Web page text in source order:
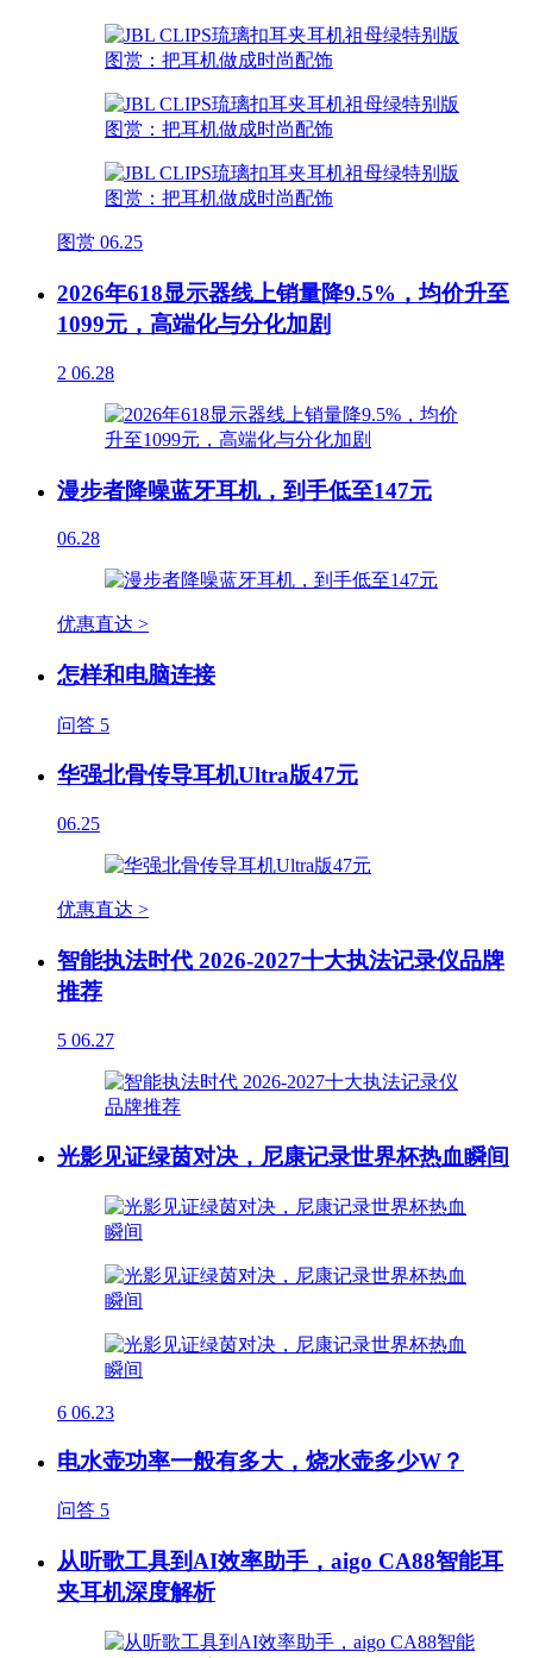
图赏 06.25
2026年618显示器线上销量降9.5%，均价升至
1099元，高端化与分化加剧
2 06.28
漫步者降噪蓝牙耳机，到手低至147元
06.28
优惠直达 >
怎样和电脑连接
问答 5
华强北骨传导耳机Ultra版47元
06.25
优惠直达 >
智能执法时代 2026-2027十大执法记录仪品牌
推荐
5 06.27
光影见证绿茵对决，尼康记录世界杯热血瞬间
6 06.23
电水壶功率一般有多大，烧水壶多少W？
问答 5
从听歌工具到AI效率助手，aigo CA88智能耳
夹耳机深度解析